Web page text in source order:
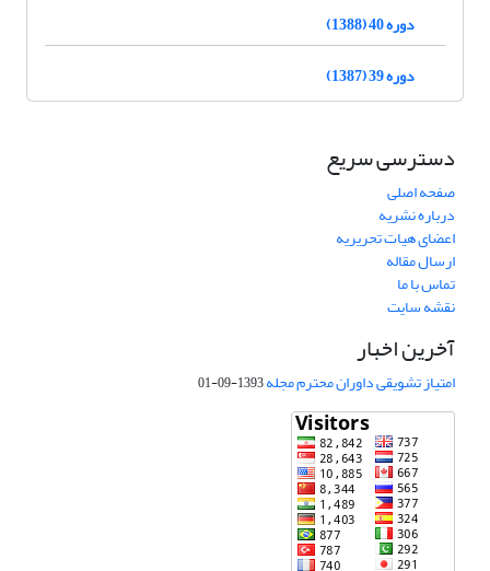
دوره 40 (1388)
دوره 39 (1387)
دسترسی سریع
صفحه اصلی
درباره نشریه
اعضای هیات تحریریه
ارسال مقاله
تماس با ما
نقشه سایت
آخرین اخبار
امتیاز تشویقی داوران محترم مجله1393-09-01